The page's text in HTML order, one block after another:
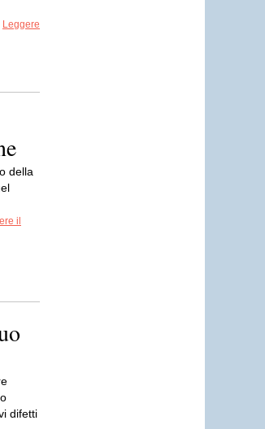
Leggere
della
il
difetti